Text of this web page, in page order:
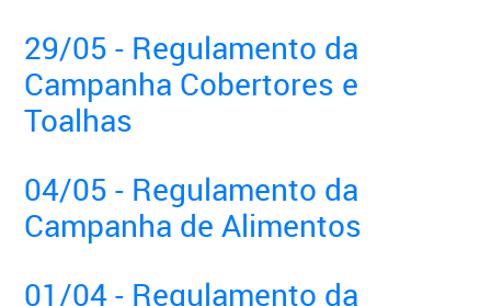
29/05 - Regulamento da
Campanha Cobertores e
Toalhas
04/05 - Regulamento da
Campanha de Alimentos
01/04 - Regulamento da